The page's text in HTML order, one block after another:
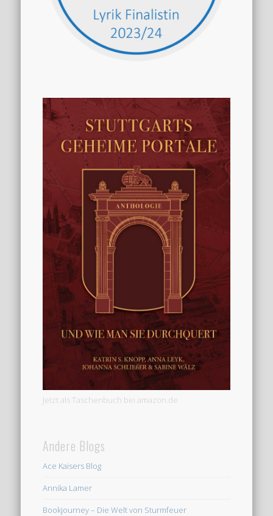
Jetzt als Taschenbuch bei amazon.de
Andere Blogs
Ace Kaisers Blog
Annika Lamer
Bookjourney – Die Welt von Sturmfeuer